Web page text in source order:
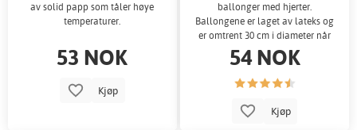
av solid papp som tåler høye
temperaturer.
53 NOK
Kjøp
ballonger med hjerter.
Ballongene er laget av lateks og
er omtrent 30 cm i diameter når
de er oppb
54 NOK
Kjøp